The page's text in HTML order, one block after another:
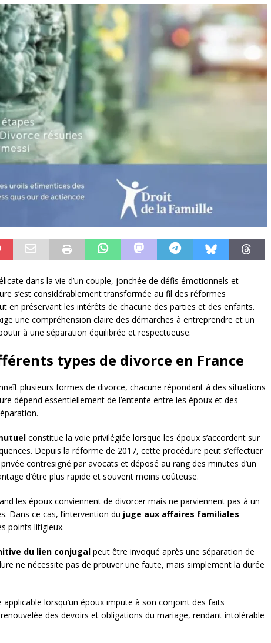
dans la vie d’un couple, jonchée de défis émotionnels et
s’est considérablement transformée au fil des réformes
en préservant les intérêts de chacune des parties et des enfants.
une compréhension claire des démarches à entreprendre et un
à une séparation équilibrée et respectueuse.
types de divorce en France
plusieurs formes de divorce, chacune répondant à des situations
dépend essentiellement de l’entente entre les époux et des
constitue la voie privilégiée lorsque les époux s’accordent sur
Depuis la réforme de 2017, cette procédure peut s’effectuer
contresigné par avocats et déposé au rang des minutes d’un
d’être plus rapide et souvent moins coûteuse.
les époux conviennent de divorcer mais ne parviennent pas à un
Dans ce cas, l’intervention du juge aux affaires familiales
points litigieux.
du lien conjugal peut être invoqué après une séparation de
ne nécessite pas de prouver une faute, mais simplement la durée
applicable lorsqu’un époux impute à son conjoint des faits
des devoirs et obligations du mariage, rendant intolérable